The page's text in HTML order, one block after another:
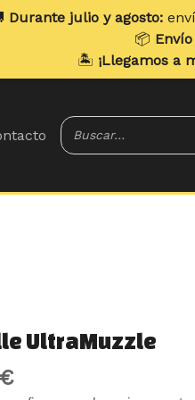
UltraMuzzle
€
Rango
precios:
agosto:envíos locales y
Envío gratuitoen
¡Llegamos a más hogares!